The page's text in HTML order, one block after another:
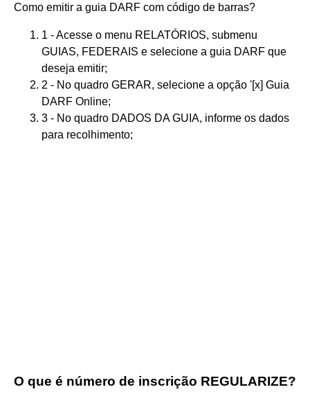
Como emitir a guia DARF com código de barras?
1 - Acesse o menu RELATÓRIOS, submenu
GUIAS, FEDERAIS e selecione a guia DARF que
deseja emitir;
2 - No quadro GERAR, selecione a opção '[x] Guia
DARF Online;
3 - No quadro DADOS DA GUIA, informe os dados
para recolhimento;
O que é número de inscrição REGULARIZE?